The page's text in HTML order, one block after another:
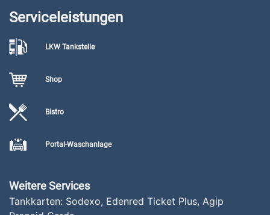
Serviceleistungen
LKW Tankstelle
Shop
Bistro
Portal-Waschanlage
Weitere Services
Tankkarten: Sodexo, Edenred Ticket Plus, Agip